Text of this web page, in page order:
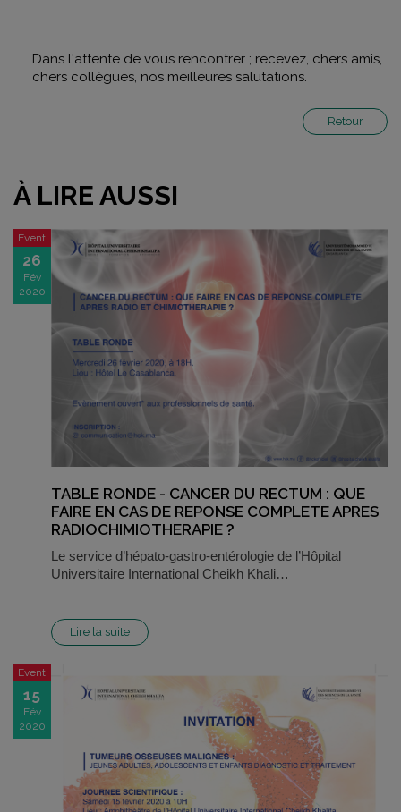
Dans l'attente de vous rencontrer ; recevez, chers amis,
chers collègues, nos meilleures salutations.
Retour
À LIRE AUSSI
Event
26
Fév
2020
TABLE RONDE - CANCER DU RECTUM : QUE
FAIRE EN CAS DE REPONSE COMPLETE APRES
RADIOCHIMIOTHERAPIE ?
Le service d’hépato-gastro-entérologie de l’Hôpital
Universitaire International Cheikh Khali…
Lire la suite
Event
15
Fév
2020